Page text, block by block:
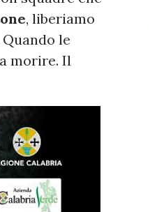
, liberiamo
le
morire. Il